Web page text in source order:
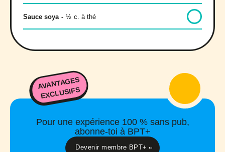
Sauce soya - ½ c. à thé
AVANTAGES
EXCLUSIFS
Pour une expérience 100 % sans pub,
abonne-toi à BPT+
Devenir membre BPT+